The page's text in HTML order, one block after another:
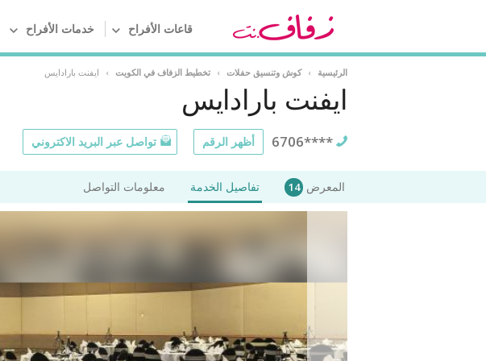
قاعات الأفراح خدمات الأفراح
الرئيسية › كوش وتنسيق حفلات › تخطيط الزفاف في الكويت › ايفنت بارادايس
ايفنت بارادايس
6706**** أظهر الرقم تواصل عبر البريد الاكتروني
المعرض 14 تفاصيل الخدمة معلومات التواصل